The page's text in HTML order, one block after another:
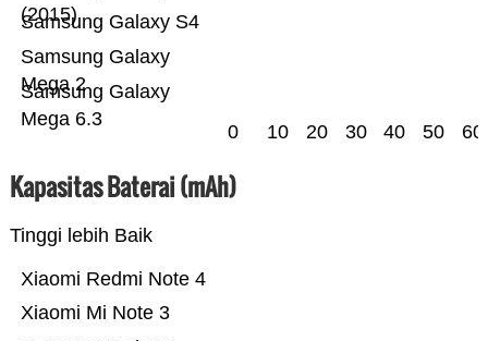
Samsung Galaxy
Mega 6.3
Samsung Galaxy
Mega 2
Samsung Galaxy S4
(2015)
0 10 20 30 40 50 60
Kapasitas Baterai (mAh)
Tinggi lebih Baik
Xiaomi Mi Note 3
Xiaomi Redmi Note 4